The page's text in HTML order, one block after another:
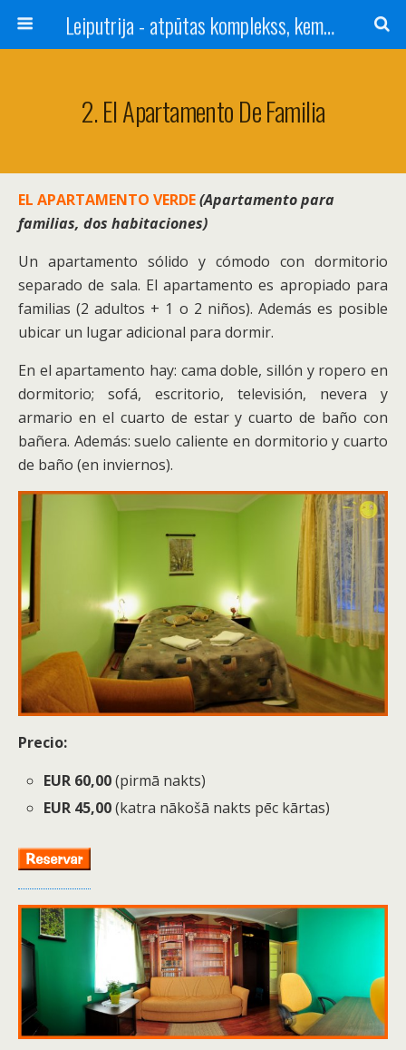
Leiputrija - atpūtas komplekss, kempings, viesu nams pie Rīgas / Camping, caravan site, bed and breakfast near Riga / Camping, caravanas, bungalows Letonia / Campingplatz, Caravanpark, Zimmer in Lettland / Kемпинг и гостевой дом к Риги
2. El Apartamento De Familia
EL APARTAMENTO VERDE(Apartamento para
familias, dos habitaciones)
Un apartamento sólido y cómodo con dormitorio
separado de sala. El apartamento es apropiado para
familias (2 adultos + 1 o 2 niños). Además es posible
ubicar un lugar adicional para dormir.
En el apartamento hay: cama doble, sillón y ropero en
dormitorio; sofá, escritorio, televisión, nevera y
armario en el cuarto de estar y cuarto de baño con
bañera. Además: suelo caliente en dormitorio y cuarto
de baño (en inviernos).
Precio:
EUR 60,00 (pirmā nakts)
EUR 45,00 (katra nākošā nakts pēc kārtas)